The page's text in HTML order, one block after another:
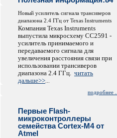
Новый усилитель сигнала трансиверов
диапазона 2.4 ГГц от Texas Instruments
Компания Texas Instruments
выпустила микросхему СС2591 -
усилитель принимаемого и
передаваемого сигнала для
увеличения расстояния связи при
использовании трансиверов
диапазона 2.4 ГГц. читать
дальше>>
подробнее ...
Первые Flash-
микроконтроллеры
семейства Cortex-M4 от
Atmel